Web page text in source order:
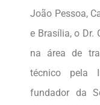
João Pessoa,
e Brasília, o Dr.
na área de
técnico pela
fundador da